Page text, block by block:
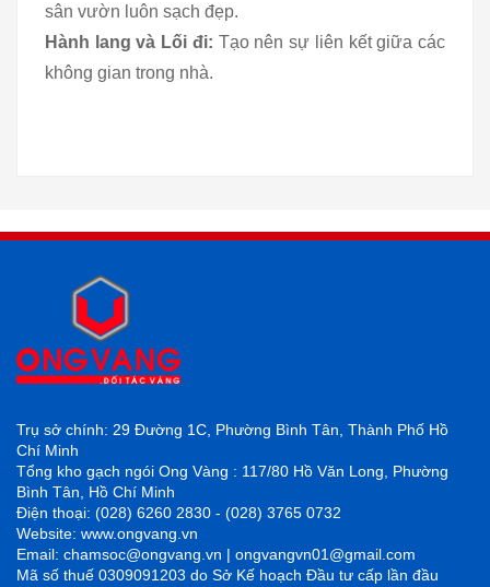
sân vườn luôn sạch đẹp.
Hành lang và Lối đi: Tạo nên sự liên kết giữa các
không gian trong nhà.
Trụ sở chính: 29 Đường 1C, Phường Bình Tân, Thành Phố Hồ
Chí Minh
Tổng kho gạch ngói Ong Vàng : 117/80 Hồ Văn Long, Phường
Bình Tân, Hồ Chí Minh
Điện thoại: (028) 6260 2830 - (028) 3765 0732
Website: www.ongvang.vn
Email: chamsoc@ongvang.vn | ongvangvn01@gmail.com
Mã số thuế 0309091203 do Sở Kế hoạch Đầu tư cấp lần đầu